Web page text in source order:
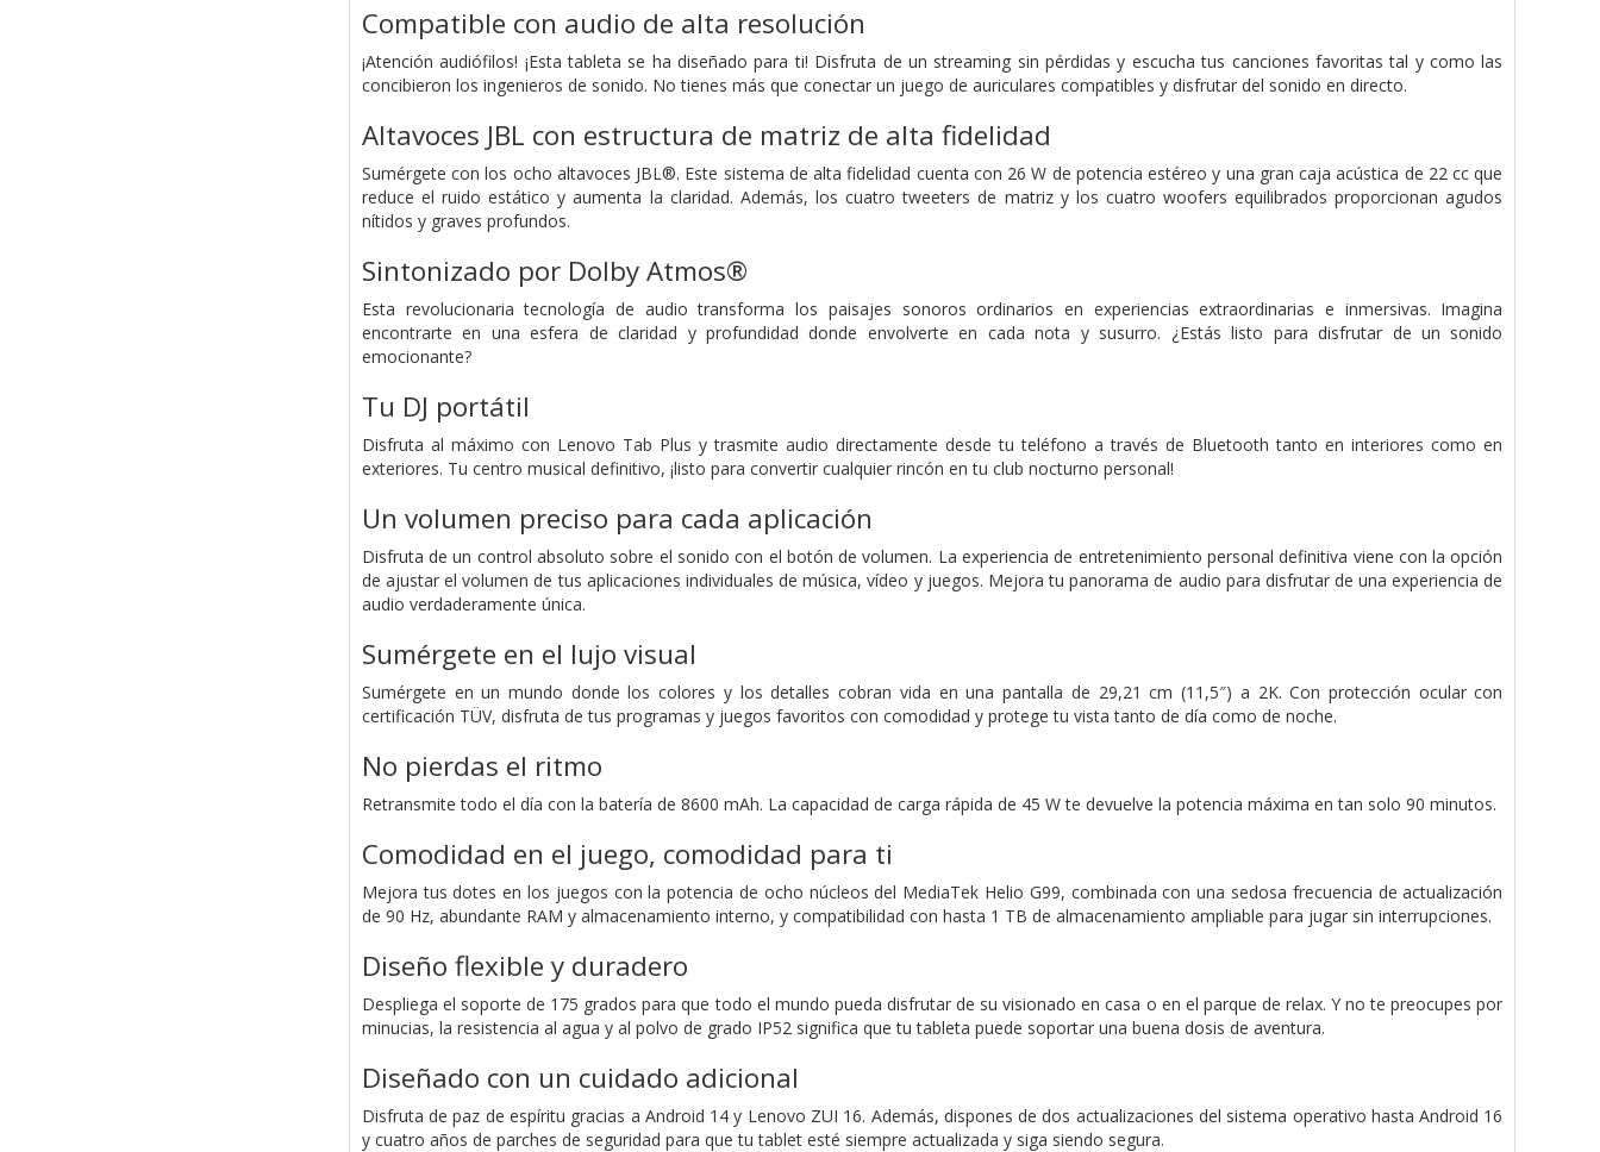
Compatible con audio de alta resolución
¡Atención audiófilos! ¡Esta tableta se ha diseñado para ti! Disfruta de un streaming sin pérdidas y escucha tus canciones favoritas tal y como las
concibieron los ingenieros de sonido. No tienes más que conectar un juego de auriculares compatibles y disfrutar del sonido en directo.
Altavoces JBL con estructura de matriz de alta fidelidad
Sumérgete con los ocho altavoces JBL®. Este sistema de alta fidelidad cuenta con 26 W de potencia estéreo y una gran caja acústica de 22 cc que
reduce el ruido estático y aumenta la claridad. Además, los cuatro tweeters de matriz y los cuatro woofers equilibrados proporcionan agudos
nítidos y graves profundos.
Sintonizado por Dolby Atmos®
Esta revolucionaria tecnología de audio transforma los paisajes sonoros ordinarios en experiencias extraordinarias e inmersivas. Imagina
encontrarte en una esfera de claridad y profundidad donde envolverte en cada nota y susurro. ¿Estás listo para disfrutar de un sonido
emocionante?
Tu DJ portátil
Disfruta al máximo con Lenovo Tab Plus y trasmite audio directamente desde tu teléfono a través de Bluetooth tanto en interiores como en
exteriores. Tu centro musical definitivo, ¡listo para convertir cualquier rincón en tu club nocturno personal!
Un volumen preciso para cada aplicación
Disfruta de un control absoluto sobre el sonido con el botón de volumen. La experiencia de entretenimiento personal definitiva viene con la opción
de ajustar el volumen de tus aplicaciones individuales de música, vídeo y juegos. Mejora tu panorama de audio para disfrutar de una experiencia de
audio verdaderamente única.
Sumérgete en el lujo visual
Sumérgete en un mundo donde los colores y los detalles cobran vida en una pantalla de 29,21 cm (11,5″) a 2K. Con protección ocular con
certificación TÜV, disfruta de tus programas y juegos favoritos con comodidad y protege tu vista tanto de día como de noche.
No pierdas el ritmo
Retransmite todo el día con la batería de 8600 mAh. La capacidad de carga rápida de 45 W te devuelve la potencia máxima en tan solo 90 minutos.
Comodidad en el juego, comodidad para ti
Mejora tus dotes en los juegos con la potencia de ocho núcleos del MediaTek Helio G99, combinada con una sedosa frecuencia de actualización
de 90 Hz, abundante RAM y almacenamiento interno, y compatibilidad con hasta 1 TB de almacenamiento ampliable para jugar sin interrupciones.
Diseño flexible y duradero
Despliega el soporte de 175 grados para que todo el mundo pueda disfrutar de su visionado en casa o en el parque de relax. Y no te preocupes por
minucias, la resistencia al agua y al polvo de grado IP52 significa que tu tableta puede soportar una buena dosis de aventura.
Diseñado con un cuidado adicional
Disfruta de paz de espíritu gracias a Android 14 y Lenovo ZUI 16. Además, dispones de dos actualizaciones del sistema operativo hasta Android 16
y cuatro años de parches de seguridad para que tu tablet esté siempre actualizada y siga siendo segura.